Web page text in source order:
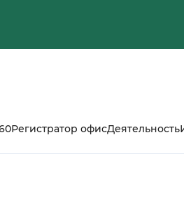
Регистратор офисДеятельность